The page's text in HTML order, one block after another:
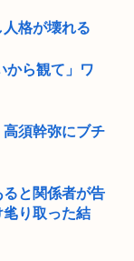
格が壊れる
から観て」ワ
高須幹弥にブチ
と関係者が告
り取った結